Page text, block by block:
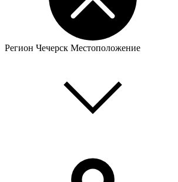
Регион Чечерск Местоположение